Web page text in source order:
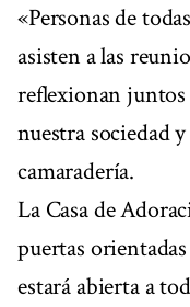
«Personas de
asisten a las
reflexionan juntos
nuestra sociedad
camaradería.
La Casa de
puertas
estará abierta a